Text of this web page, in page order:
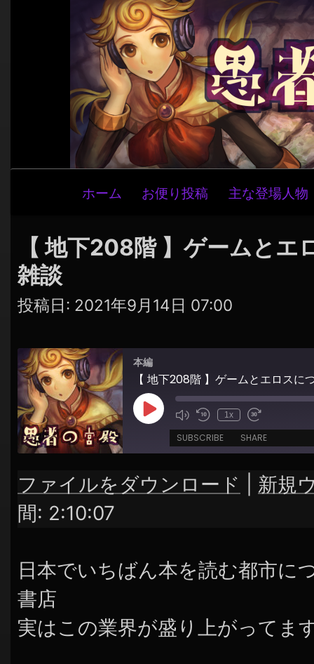
ビ
ゲ
ー
ョ
ン
ホーム お便り投稿 主な登場人物
【 地下208階 】ゲームと
雑談
投稿日: 2021年9月14日 07:00
本編
【 地下208階 】ゲームとエロスに
Play
Episode
1x
SUBSCRIBE SHARE
RSS FEED
SHARE
LINK
ファイルをダウンロード
新規
間: 2:10:07
日本でいちばん本を読む都市に
書店
実はこの業界が盛り上がってま